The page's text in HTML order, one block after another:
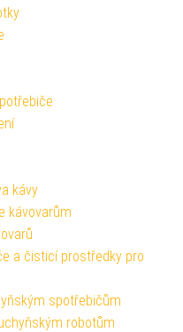
kávy
kávovarům
a čisticí prostředky pro
spotřebičům
robotům